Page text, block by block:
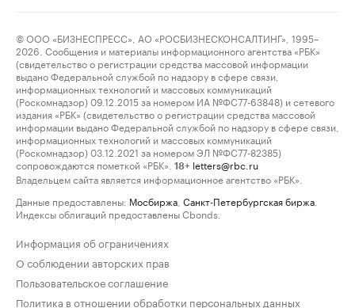
© ООО «БИЗНЕСПРЕСС», АО «РОСБИЗНЕСКОНСАЛТИНГ», 1995–
2026. Сообщения и материалы информационного агентства «РБК»
(свидетельство о регистрации средства массовой информации
выдано Федеральной службой по надзору в сфере связи,
информационных технологий и массовых коммуникаций
(Роскомнадзор) 09.12.2015 за номером ИА №ФС77-63848) и сетевого
издания «РБК» (свидетельство о регистрации средства массовой
информации выдано Федеральной службой по надзору в сфере связи,
информационных технологий и массовых коммуникаций
(Роскомнадзор) 03.12.2021 за номером ЭЛ №ФС77-82385)
сопровождаются пометкой «РБК».
18+ letters@rbc.ru
Владельцем сайта является информационное агентство «РБК».
Данные предоставлены: Мосбиржа Санкт-Петербургская биржа
Индексы облигаций предоставлены Cbonds.
Информация об ограничениях
О соблюдении авторских прав
Пользовательское соглашение
Политика в отношении обработки персональных данных